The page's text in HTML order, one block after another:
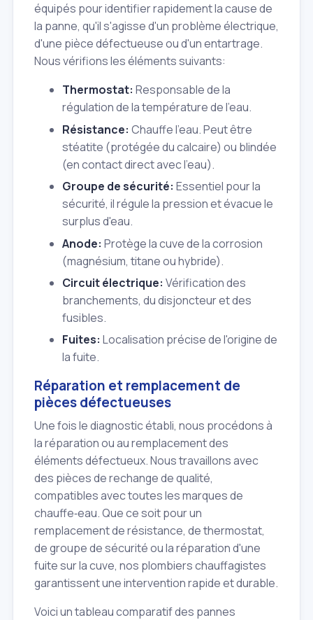
équipés pour identifier rapidement la cause de
la panne, qu'il s'agisse d'un problème électrique,
d'une pièce défectueuse ou d'un entartrage.
Nous vérifions les éléments suivants:
Thermostat: Responsable de la
régulation de la température de l'eau.
Résistance: Chauffe l'eau. Peut être
stéatite (protégée du calcaire) ou blindée
(en contact direct avec l'eau).
Groupe de sécurité: Essentiel pour la
sécurité, il régule la pression et évacue le
surplus d'eau.
Anode: Protège la cuve de la corrosion
(magnésium, titane ou hybride).
Circuit électrique: Vérification des
branchements, du disjoncteur et des
fusibles.
Fuites: Localisation précise de l'origine de
la fuite.
Réparation et remplacement de
pièces défectueuses
Une fois le diagnostic établi, nous procédons à
la réparation ou au remplacement des
éléments défectueux. Nous travaillons avec
des pièces de rechange de qualité,
compatibles avec toutes les marques de
chauffe‑eau. Que ce soit pour un
remplacement de résistance, de thermostat,
de groupe de sécurité ou la réparation d'une
fuite sur la cuve, nos plombiers chauffagistes
garantissent une intervention rapide et durable.
Voici un tableau comparatif des pannes